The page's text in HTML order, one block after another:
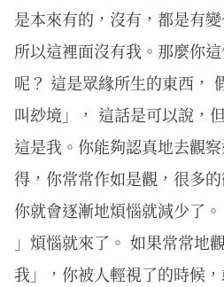
是本來有的，沒有，都是有
所以這裡面沒有我。那麼你
呢？ 這是眾緣所生的東西，
叫玅境」， 這話是可以說，
這是我。你能夠認真地去觀
得，你常常作如是觀，很多
你就會逐漸地煩惱就減少了
」煩惱就來了。 如果常常地
我」，你被人輕視了的時候